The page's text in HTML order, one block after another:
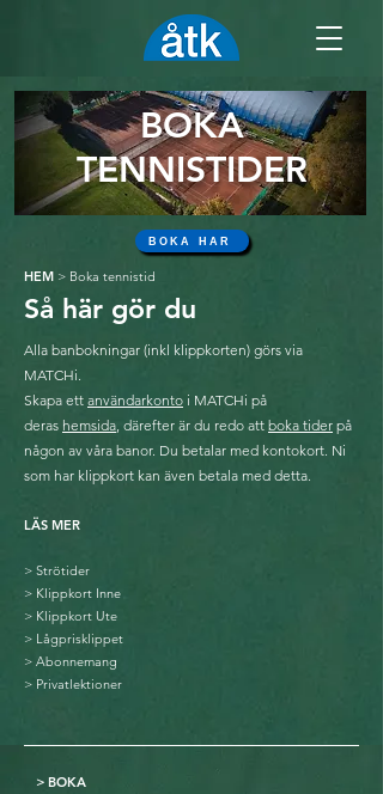
BOKA
TENNISTIDER
BOKA HÄR
HEM > Boka tennistid
Så här gör du
Alla banbokningar (inkl klippkorten) görs via
MATCHi.
Skapa ett användarkonto i MATCHi på
deras hemsida, därefter är du redo att boka tider på
någon av våra banor. Du betalar med kontokort. Ni
som har klippkort kan även betala med detta.
LÄS MER
> Strötider
> Klippkort Inne
> Klippkort Ute
> Lågprisklippet
> Abonnemang
> Privatlektioner
> BOKA